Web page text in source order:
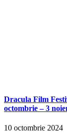
Dracula Film
octombrie – 3
10 octombrie 2024